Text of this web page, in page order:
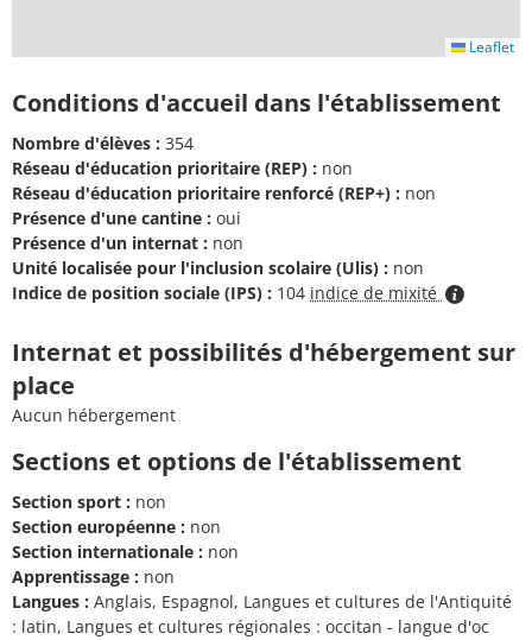
Leaflet
Conditions d'accueil dans l'établissement
Nombre d'élèves : 354
Réseau d'éducation prioritaire (REP) : non
Réseau d'éducation prioritaire renforcé (REP+) : non
Présence d'une cantine : oui
Présence d'un internat : non
Unité localisée pour l'inclusion scolaire (Ulis) : non
Indice de position sociale (IPS) : 104 indice de mixité
Internat et possibilités d'hébergement sur
place
Aucun hébergement
Sections et options de l'établissement
Section sport : non
Section européenne : non
Section internationale : non
Apprentissage : non
Langues : Anglais, Espagnol, Langues et cultures de l'Antiquité
: latin, Langues et cultures régionales : occitan - langue d'oc